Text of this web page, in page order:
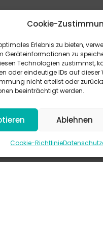
Cookie-
Erlebnis zu bieten,
Geräteinformationen zu
Technologien zustimmst,
oder eindeutige IDs auf dieser
nicht erteilst oder
beeinträchtigt werden.
Ablehnen
Cookie-Richtlinie
Antworten bieten dir
mal auf Instagram